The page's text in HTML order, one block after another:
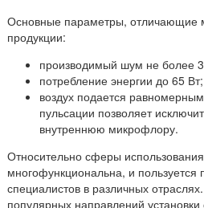
Основные параметры, отличающие
продукции:
производимый шум не более
потребление энергии до 65 Вт;
воздух подается
пульсации позволяет
внутреннюю микрофлору.
Относительно сферы
многофункциональна, и пользуется
специалистов в различных
популярных направлений установки